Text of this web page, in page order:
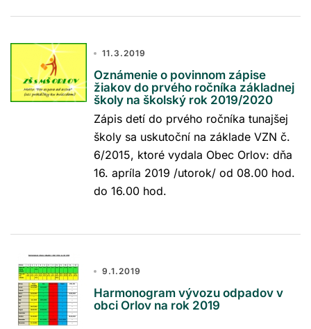
11.3.2019
Oznámenie o povinnom zápise
žiakov do prvého ročníka základnej
školy na školský rok 2019/2020
Zápis detí do prvého ročníka tunajšej
školy sa uskutoční na základe VZN č.
6/2015, ktoré vydala Obec Orlov: dňa
16. apríla 2019 /utorok/ od 08.00 hod.
do 16.00 hod.
9.1.2019
Harmonogram vývozu odpadov v
obci Orlov na rok 2019